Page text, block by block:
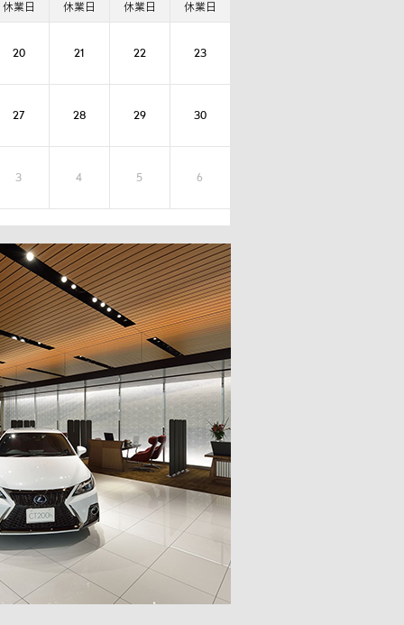
20 21 22 23
27 28 29 30
3 4 5 6